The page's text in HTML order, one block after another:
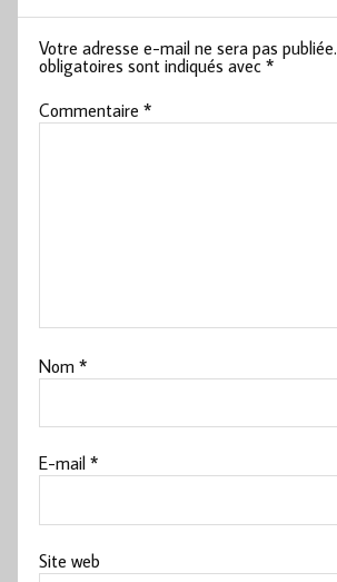
Votre adresse e-mail ne sera pas publiée.
obligatoires sont indiqués avec*
Commentaire*
Nom*
E-mail*
Site web